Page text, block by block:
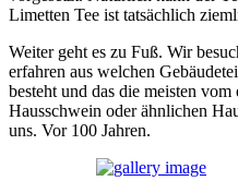
Limetten Tee ist tatsächlich
Weiter geht es zu Fuß. Wir
erfahren aus welchen
besteht und das die meisten
Hausschwein oder ähnlichen
uns. Vor 100 Jahren.